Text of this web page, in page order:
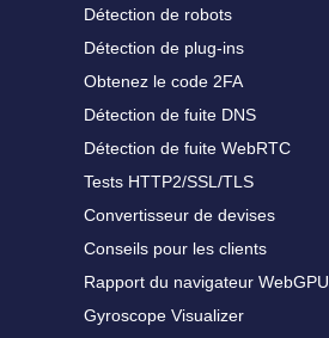
Détection de robots
Détection de plug-ins
Obtenez le code 2FA
Détection de fuite DNS
Détection de fuite WebRTC
Tests HTTP2/SSL/TLS
Convertisseur de devises
Conseils pour les clients
Rapport du navigateur WebGPU
Gyroscope Visualizer